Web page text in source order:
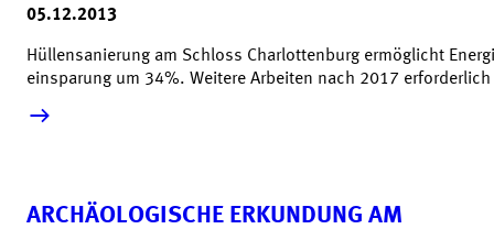
05.12.2013
Hüllensanierung am Schloss Charlottenburg ermöglicht
einsparung um 34%. Weitere Arbeiten nach 2017 erforderlich
mehr lesen &raquo;
ARCHÄOLOGISCHE ERKUNDUNG AM